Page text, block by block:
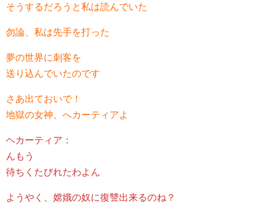
そうするだろうと私は読んでいた
勿論、私は先手を打った
夢の世界に刺客を
送り込んでいたのです
さあ出ておいで！
地獄の女神、へカーティアよ
ヘカーティア：
んもう
待ちくたびれたわよん
ようやく、嫦娥の奴に復讐出来るのね？